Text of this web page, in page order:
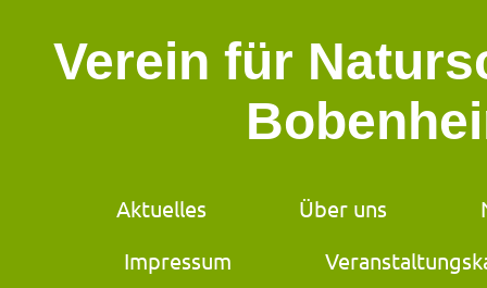
Verein für
Aktuelles Über uns
Impressum